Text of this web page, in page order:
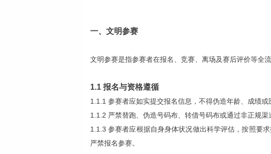
一、文明参赛
文明参赛是指参赛者在报名、竞赛、离场及赛后评价等全
1.1 报名与资格遵循
1.1.1 参赛者应如实提交报名信息，不得伪造年龄、成绩或
1.1.2 严禁替跑、伪造号码布、转借号码布或通过非正规渠
1.1.3 参赛者应根据自身身体状况做出科学评估，按照要
严禁报名参赛。